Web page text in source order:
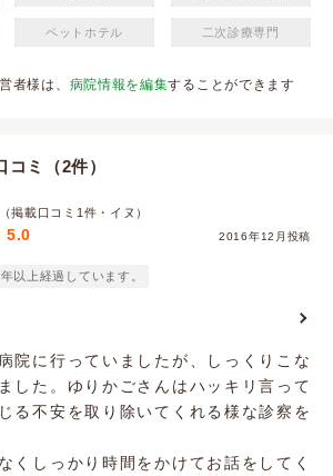
ペットホテル 二次診療専門
者様は、 病院情報を編集することができます
ミ（2件）
掲載口コミ1件・イヌ）
2016年12月投稿
5.0
以上経過しています。
院に行っていましたが、しっくりこな
した。ゆりかごさんはハッキリ言って
る不安を取り除いてくれる様な診察を
くしっかり時間をかけてお話をしてく